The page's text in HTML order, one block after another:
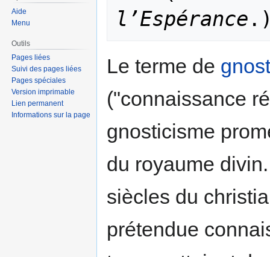
l’Espérance
Le terme de
("connaissance
gnosticisme
du royaume
siècles du
prétendue
Aide
Menu
Outils
Pages liées
Suivi des pages liées
Pages spéciales
Version imprimable
Lien permanent
Informations sur la page